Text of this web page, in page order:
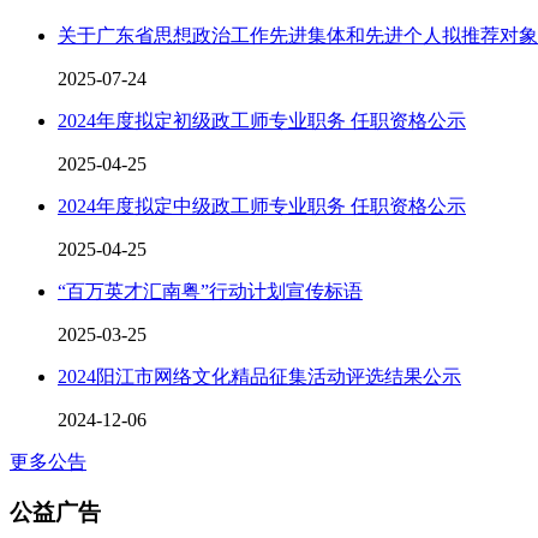
关于广东省思想政治工作先进集体和先进个人拟推荐对
2025-07-24
2024年度拟定初级政工师专业职务 任职资格公示
2025-04-25
2024年度拟定中级政工师专业职务 任职资格公示
2025-04-25
“百万英才汇南粤”行动计划宣传标语
2025-03-25
2024阳江市网络文化精品征集活动评选结果公示
2024-12-06
更多公告
公益广告